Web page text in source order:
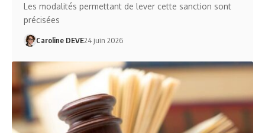
Les modalités permettant de lever cette sanction sont
précisées
Caroline DEVE24 juin 2026